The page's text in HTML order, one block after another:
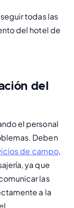
todas las
del hotel de
del
el personal
Deben
de campo,
ya que
permiten a los empleados del hotel comunicar las
a la